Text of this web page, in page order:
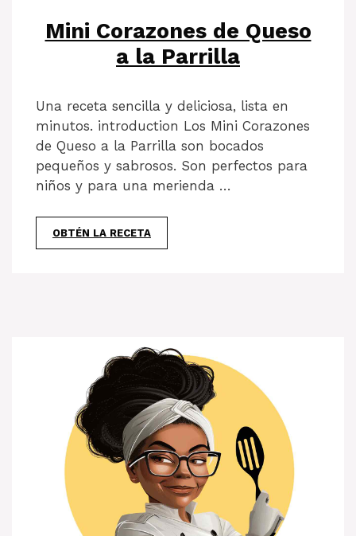
Mini Corazones de Queso
a la Parrilla
Una receta sencilla y deliciosa, lista en
minutos. introduction Los Mini Corazones
de Queso a la Parrilla son bocados
pequeños y sabrosos. Son perfectos para
niños y para una merienda …
OBTÉN LA RECETA